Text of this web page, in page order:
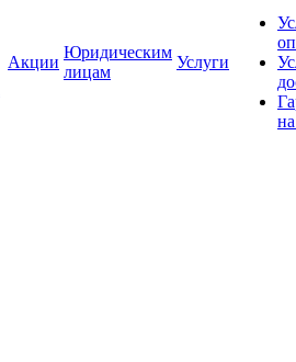
Акции
Юридическим
лицам
Услуги